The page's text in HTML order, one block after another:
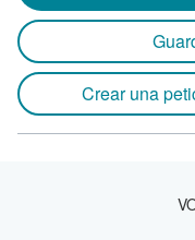
Crear una